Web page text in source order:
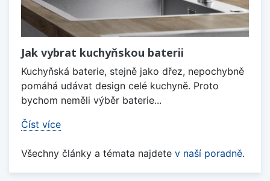
Jak vybrat kuchyňskou baterii
Kuchyňská baterie, stejně jako dřez, nepochybně
pomáhá udávat design celé kuchyně. Proto
bychom neměli výběr baterie...
Číst více
Všechny články a témata najdete v naší poradně.